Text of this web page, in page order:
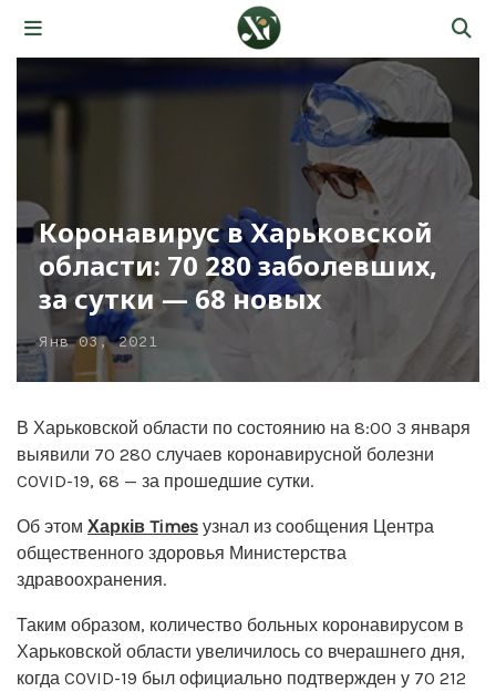
Коронавирус в Харьковской
области: 70 280 заболевших,
за сутки — 68 новых
Янв 03, 2021
В Харьковской области по состоянию на 8:00 3 января
выявили 70 280 случаев коронавирусной болезни
COVID-19, 68 — за прошедшие сутки.
Об этом Харків Times узнал из сообщения Центра
общественного здоровья Министерства
здравоохранения.
Таким образом, количество больных коронавирусом в
Харьковской области увеличилось со вчерашнего дня,
когда COVID-19 был официально подтвержден у 70 212